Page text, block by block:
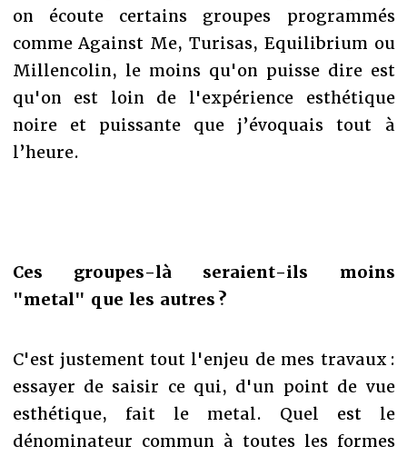
on écoute certains groupes programmés
comme Against Me, Turisas, Equilibrium ou
Millencolin, le moins qu'on puisse dire est
qu'on est loin de l'expérience esthétique
noire et puissante que j’évoquais tout à
l’heure.
Ces groupes-là seraient-ils moins
"metal" que les autres ?
C'est justement tout l'enjeu de mes travaux :
essayer de saisir ce qui, d'un point de vue
esthétique, fait le metal. Quel est le
dénominateur commun à toutes les formes